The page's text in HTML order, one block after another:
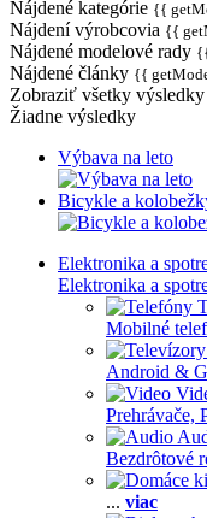
Nájdené kategórie {{
Nájdení výrobcovia {{
Nájdené modelové rady
Nájdené články {{
Zobraziť všetky výsledky
Žiadne výsledky
Výbava na leto
Bicykle a
Elektronika a
Elektronika a
Mobilné
Android &
Prehrávače,
Bezdrôtové
... viac